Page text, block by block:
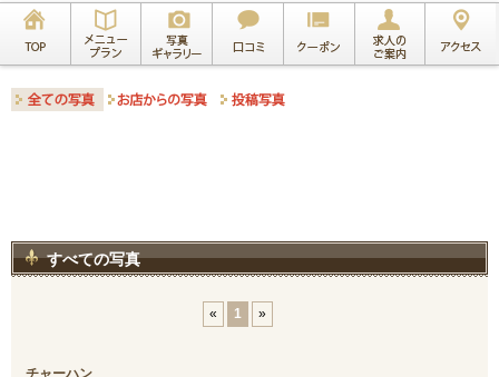
すべての写真
« 1 »
チャーハン